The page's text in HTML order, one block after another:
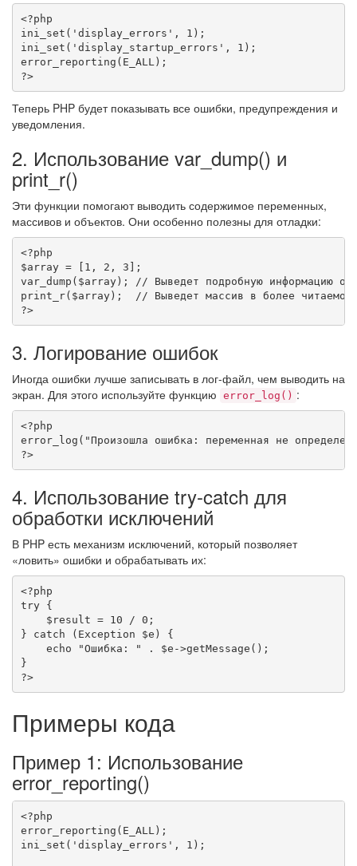
<?php
ini_set ( 'display_errors' , 1 ) ;
ini_set ( 'display_startup_errors' , 1 ) ;
error_reporting ( E_ALL ) ;
?>
Теперь PHP будет показывать все ошибки, предупреждения и
уведомления.
2. Использование var_dump() и
print_r()
Эти функции помогают выводить содержимое переменных,
массивов и объектов. Они особенно полезны для отладки:
<?php
$array = [ 1 , 2 , 3 ] ;
var_dump ( $array) ;
// Выведет подробную информацию о
print_r( $array) ;
// Выведет массив в более читаемом
?>
3. Логирование ошибок
Иногда ошибки лучше записывать в лог-файл, чем выводить на
экран. Для этого используйте функцию error_log() :
<?php
error_log ( "Произошла ошибка: переменная не
?>
4. Использование try-catch для
обработки исключений
В PHP есть механизм исключений, который позволяет
«ловить» ошибки и обрабатывать их:
<?php
try
{
$result = 10 / 0 ;
}
catch ( Exception $e )
{
echo
"Ошибка: " . $e ->getMessage ( ) ;
}
?>
Примеры кода
Пример 1: Использование
error_reporting()
<?php
error_reporting ( E_ALL ) ;
ini_set ( 'display_errors' , 1 ) ;